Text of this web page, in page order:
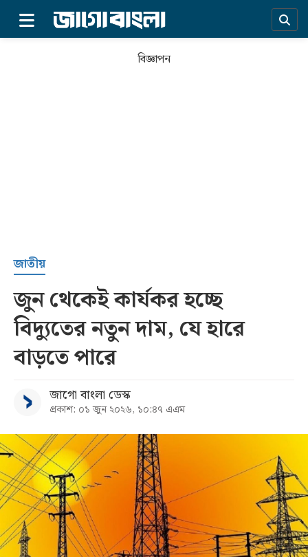
সর্বশেষ
সব
বিভাগ
আর্কাইভ
কনভার্টার
বিজ্ঞাপন
জাতীয়
জুন থেকেই কার্যকর হচ্ছে
বিদ্যুতের নতুন দাম, যে হারে
বাড়তে পারে
জাগো বাংলা ডেস্ক
প্রকাশ: ০১ জুন ২০২৬, ১০:৪৭ এএম